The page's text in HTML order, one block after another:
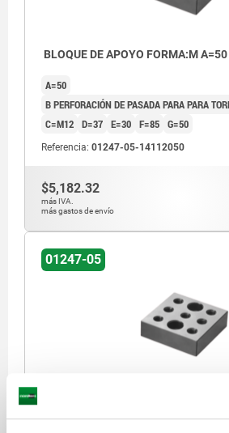
BLOQUE DE APOYO FORMA:M A=50
A=50
B PERFORACIÓN DE PASADA PARA PARA
C=M12 D=37 E=30 F=85 G=50
Referencia: 01247-05-14112050
$5,182.32
más IVA.
más gastos de envío
01247-05